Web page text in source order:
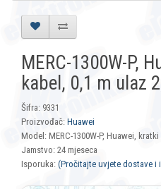
MERC-1300W-P,
kabel, 0,1 m ulaz
Šifra: 9331
Proizvođač: Huawei
Model: MERC-1300W-P, Huawei, kratki
Jamstvo: 24 mjeseca
Isporuka: (Pročitajte uvjete dostave i